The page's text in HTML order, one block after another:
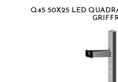
Q45 50X25 LED